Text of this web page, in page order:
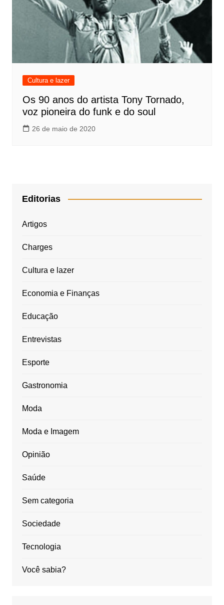
Cultura e lazer
Os 90 anos do artista Tony Tornado,
voz pioneira do funk e do soul
26 de maio de 2020
Editorias
Artigos
Charges
Cultura e lazer
Economia e Finanças
Educação
Entrevistas
Esporte
Gastronomia
Moda
Moda e Imagem
Opinião
Saúde
Sem categoria
Sociedade
Tecnologia
Você sabia?